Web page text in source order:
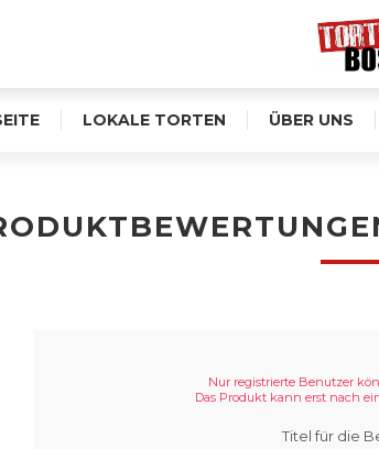
LOKALE TORTEN ÜBER UNS
Nur registrierte Benutzer
Das Produkt kann erst nach
Titel für die